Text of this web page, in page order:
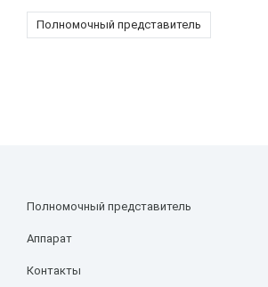
Полномочный представитель
Полномочный представитель
Аппарат
Контакты